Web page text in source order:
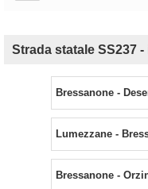
Strada statale SS237
Bressanone -
Lumezzane -
Bressanone -